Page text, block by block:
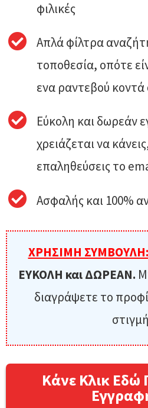
φιλικές
Απλά φίλτρα
τοποθεσία, οπότε
ενα ραντεβού
Εύκολη και δωρεάν
χρειάζεται να
επαληθεύσεις το
Ασφαλής και 100%
ΧΡΗΣΙΜΗ ΣΥΜΒΟΥΛΗ:
ΕΥΚΟΛΗ και ΔΩΡΕΑΝ.
διαγράψετε το
Κάνε Κλικ Εδώ